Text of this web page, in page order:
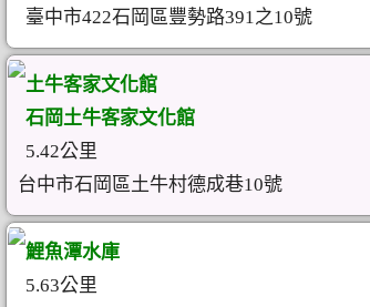
臺中市422石岡區豐勢路391之10號
土牛客家文化館
石岡土牛客家文化館
5.42公里
台中市石岡區土牛村德成巷10號
鯉魚潭水庫
5.63公里